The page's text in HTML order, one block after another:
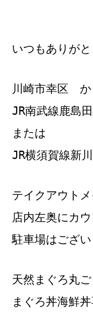
いつもありが
川崎市幸区 か
JR南武線鹿島
または
JR横須賀線新
テイクアウト
店内左奥にカ
駐車場はござ
天然まぐろ丸
まぐろ丼海鮮